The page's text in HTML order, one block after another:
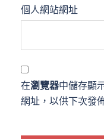
個人網站網址
在瀏覽器中儲存顯
網址，以供下次發